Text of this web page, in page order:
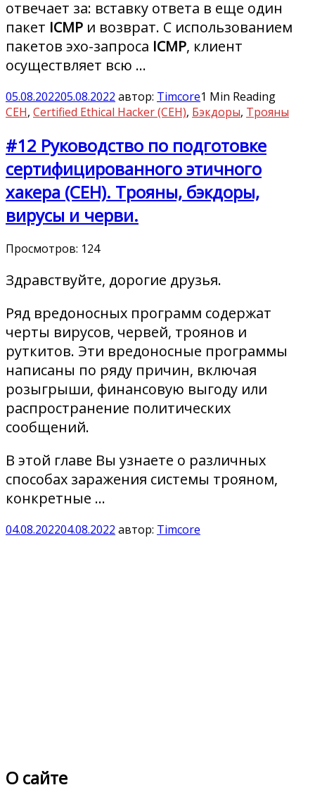
отвечает за: вставку ответа в еще один
пакет ICMP и возврат. С использованием
пакетов эхо-запроса ICMP, клиент
осуществляет всю …
05.08.202205.08.2022 автор: Timcore1 Min Reading
CEH, Certified Ethical Hacker (CEH), Бэкдоры, Трояны
#12 Руководство по подготовке
сертифицированного этичного
хакера (CEH). Трояны, бэкдоры,
вирусы и черви.
Просмотров: 124
Здравствуйте, дорогие друзья.
Ряд вредоносных программ содержат
черты вирусов, червей, троянов и
руткитов. Эти вредоносные программы
написаны по ряду причин, включая
розыгрыши, финансовую выгоду или
распространение политических
сообщений.
В этой главе Вы узнаете о различных
способах заражения системы трояном,
конкретные …
04.08.202204.08.2022 автор: Timcore
О сайте